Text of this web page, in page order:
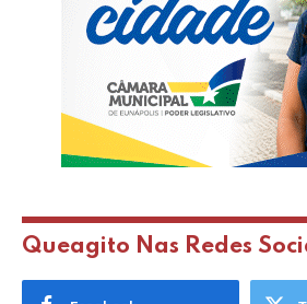
Queagito Nas Redes